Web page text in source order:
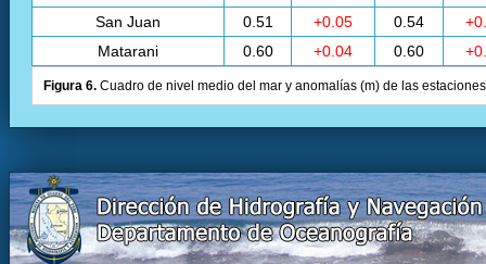
San Juan
0.51 +0.05 0.54
Matarani
0.60 +0.04 0.60
Figura 6. Cuadro de nivel medio del mar y anomalías (m) de las